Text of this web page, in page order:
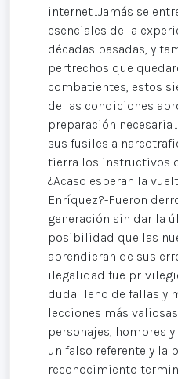
internet…Jamás se
esenciales de la
décadas pasadas, y
pertrechos que
combatientes, estos
de las condiciones
preparación
sus fusiles a
tierra los instructivos
¿Acaso esperan la
Enríquez?-Fueron
generación sin dar la
posibilidad que las
aprendieran de sus
ilegalidad fue
duda lleno de fallas y
lecciones más
personajes, hombres
un falso referente y la
reconocimiento